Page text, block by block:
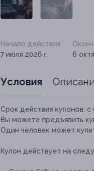
Начало действия
7 июля 2026 г.
6
Условия
Срок действия купонов: с
Вы можете предъявить
Один человек может
Купон действует на